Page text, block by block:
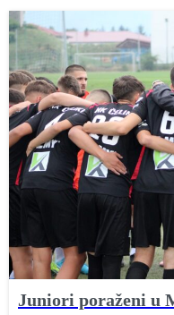
Juniori poraženi u